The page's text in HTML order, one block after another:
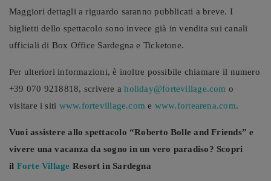
Maggiori dettagli a riguardo saranno pubblicati a breve. I
biglietti dello spettacolo sono invece già in vendita sui canali
ufficiali di Box Office Sardegna e Ticketone.
Per ulteriori informazioni, è inoltre possibile chiamare il numero
+39 070 9218818, scrivere aholiday@fortevillage.com o
visitare i siti www.fortevillage.come www.fortearena.com.
Vuoi assistere allo spettacolo “Roberto Bolle and Friends” e
vivere una vacanza da sogno in un vero paradiso? Scopri
il Forte Village Resort in Sardegna